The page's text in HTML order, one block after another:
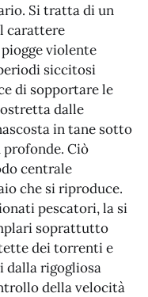
Si tratta di un
carattere
violente
siccitosi
di sopportare le
dalle
in tane sotto
profonde. Ciò
centrale
che si riproduce.
pescatori, la si
soprattutto
dei torrenti e
rigogliosa
della velocità